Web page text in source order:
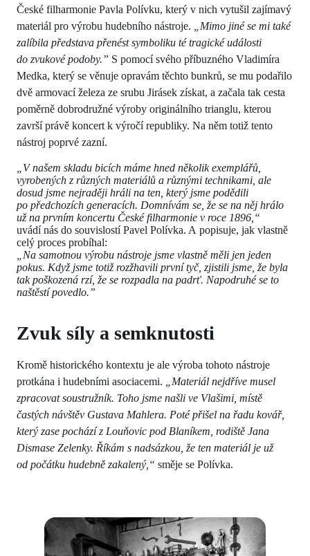
České filharmonie Pavla Polívku, který v nich vytušil zajímavý
materiál pro výrobu hudebního nástroje.
„Mimo jiné se mi také
zalíbila představa přenést symboliku té tragické události
do zvukové podoby.” S pomocí svého příbuzného Vladimíra
Medka, který se věnuje opravám těchto bunkrů, se mu podařilo
dvě armovací železa ze srubu Jirásek získat, a začala tak cesta
poměrně dobrodružné výroby originálního trianglu, kterou
završí právě koncert k výročí republiky. Na něm totiž tento
nástroj poprvé zazní.
„V našem skladu bicích máme hned několik exemplářů,
vyrobených z různých materiálů a různými technikami, ale
dosud jsme nejraději hráli na ten, který jsme podědili
po předchozích generacích. Domnívám se, že se na něj hrálo
už na prvním koncertu České filharmonie v roce 1896,“
uvádí nás do souvislostí Pavel Polívka. A popisuje, jak vlastně
celý proces probíhal:
„Na samotnou výrobu nástroje jsme vlastně měli jen jeden
pokus. Když jsme totiž rozžhavili první tyč, zjistili jsme, že byla
tak poškozená rzí, že se rozpadla na padrť. Napodruhé se to
naštěstí povedlo.”
Zvuk síly a semknutosti
Kromě historického kontextu je ale výroba tohoto nástroje
protkána i hudebními asociacemi.
„Materiál nejdříve musel
zpracovat soustružník. Toho jsme našli ve Vlašimi, místě
častých návštěv Gustava Mahlera. Poté přišel na řadu kovář,
který zase pochází z Louňovic pod Blaníkem, rodiště Jana
Dismase Zelenky. Říkám s nadsázkou, že ten materiál je už
od počátku hudebně zakalený,“ směje se Polívka.